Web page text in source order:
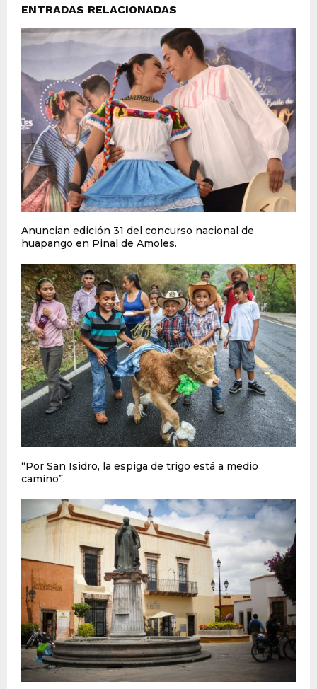
ENTRADAS RELACIONADAS
Anuncian edición 31 del concurso nacional de
huapango en Pinal de Amoles.
“Por San Isidro, la espiga de trigo está a medio
camino”.